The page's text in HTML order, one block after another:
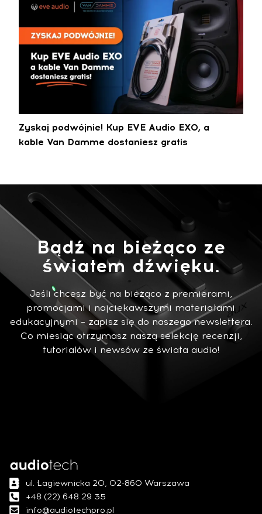
Zyskaj podwójnie! Kup EVE Audio EXO, a
kable Van Damme dostaniesz gratis
Bądź na bieżąco ze
światem dźwięku.
Jeśli chcesz być na bieżąco z premierami,
promocjami i najciekawszymi materiałami
edukacyjnymi – zapisz się do naszego newslettera.
Co miesiąc otrzymasz naszą selekcję recenzji,
tutorialów i newsów ze świata audio!
ul. Łagiewnicka 20, 02-860 Warszawa
+48 (22) 648 29 35
info@audiotechpro.pl